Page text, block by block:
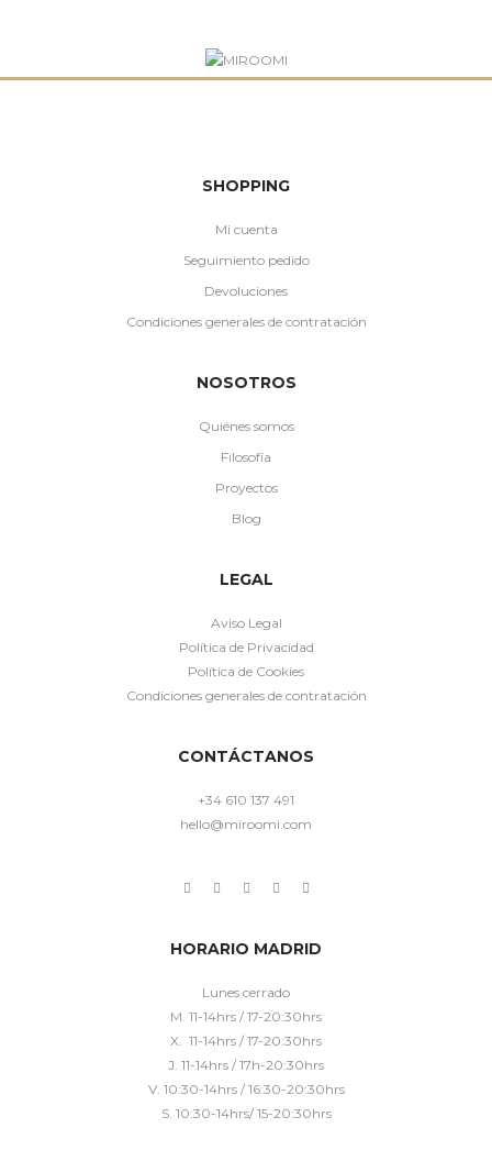
SHOPPING
Mi cuenta
Seguimiento pedido
Devoluciones
Condiciones generales de contratación
NOSOTROS
Quiénes somos
Filosofía
Proyectos
Blog
LEGAL
Aviso Legal
Política de Privacidad
Política de Cookies
Condiciones generales de contratación
CONTÁCTANOS
+34 610 137 491
hello@miroomi.com
HORARIO MADRID
Lunes cerrado
M. 11-14hrs / 17-20:30hrs
X. 11-14hrs / 17-20:30hrs
J. 11-14hrs / 17h-20:30hrs
V. 10:30-14hrs / 16:30-20:30hrs
S. 10:30-14hrs/ 15-20:30hrs